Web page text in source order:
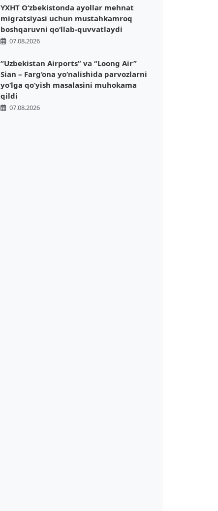
YXHT O‘zbekistonda ayollar mehnat
migratsiyasi uchun mustahkamroq
boshqaruvni qo‘llab-quvvatlaydi
07.08.2026
“Uzbekistan Airports” va “Loong Air”
Sian – Farg‘ona yo‘nalishida parvozlarni
yo‘lga qo‘yish masalasini muhokama
qildi
07.08.2026